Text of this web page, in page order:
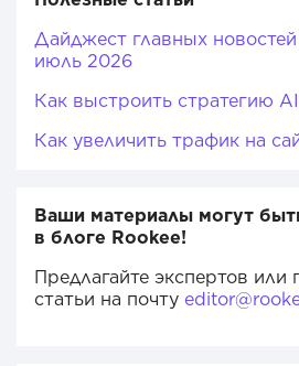
Дайджест главных
июль 2026
Как выстроить стратегию
Как увеличить трафик на
Ваши материалы могут
в блоге Rookee!
Предлагайте экспертов или
статьи на почту